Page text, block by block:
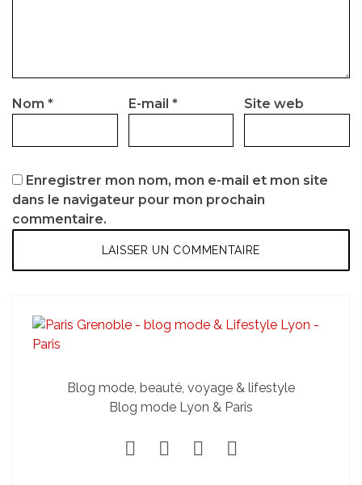
Nom * E-mail * Site web
Enregistrer mon nom, mon e-mail et mon site
dans le navigateur pour mon prochain
commentaire.
Blog mode, beauté, voyage & lifestyle
Blog mode Lyon & Paris